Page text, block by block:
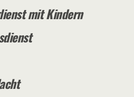
mit Kindern